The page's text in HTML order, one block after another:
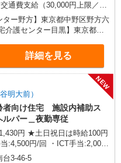
通費支給（30,000円上限／
月平均残業時間15時間）残業
ター野方】東京都中野区野方六
介護センター目黒】東京都目
小岩】東京都江戸川区西小岩
1階1F号室 【在宅介護セン
西東京市西原町一丁目4-6 サ
在宅介護センター石神井】東
三丁目18-4 ユービル102号
大田】東京都大田区蒲田二丁
詳細を見る
明大前）
NEW
者向け住宅 施設内補助ス
ルパー＿夜勤専従
は時給100円
:4,500円/回 ・ICT手当:2,000
・経験等による
台3-46-5